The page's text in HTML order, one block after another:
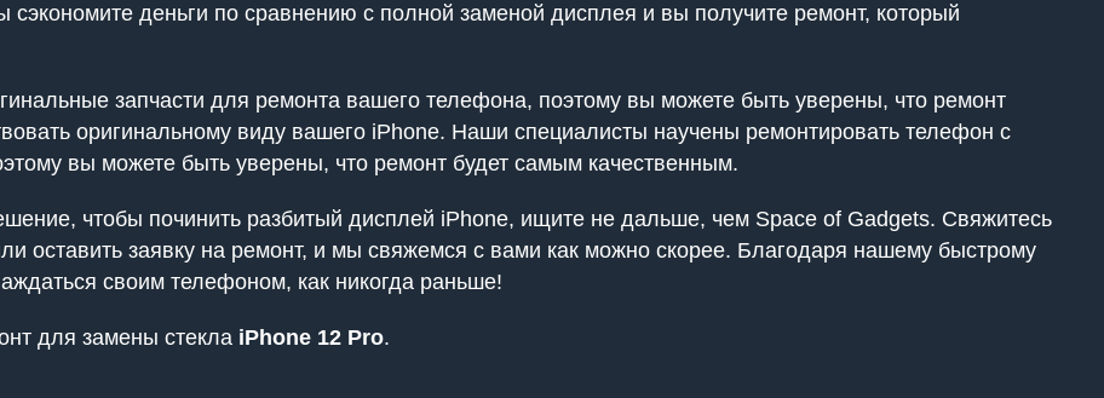
сэкономите деньги по сравнению с полной заменой дисплея и вы получите ремонт, который
запчасти для ремонта вашего телефона, поэтому вы можете быть уверены, что ремонт
оригинальному виду вашего iPhone. Наши специалисты научены ремонтировать телефон с
вы можете быть уверены, что ремонт будет самым качественным.
чтобы починить разбитый дисплей iPhone, ищите не дальше, чем Space of Gadgets. Свяжитесь
оставить заявку на ремонт, и мы свяжемся с вами как можно скорее. Благодаря нашему быстрому
своим телефоном, как никогда раньше!
для замены стекла iPhone 12 Pro.